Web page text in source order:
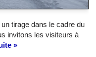
tirage dans le cadre du
invitons les visiteurs à
»